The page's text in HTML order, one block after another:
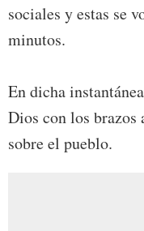
sociales y estas se
minutos.
En dicha
Dios con los brazos
sobre el pueblo.